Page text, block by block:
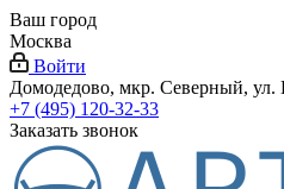
Ваш город
Москва
Войти
Домодедово, мкр. Северный,
+7 (495) 120-32-33
Заказать звонок